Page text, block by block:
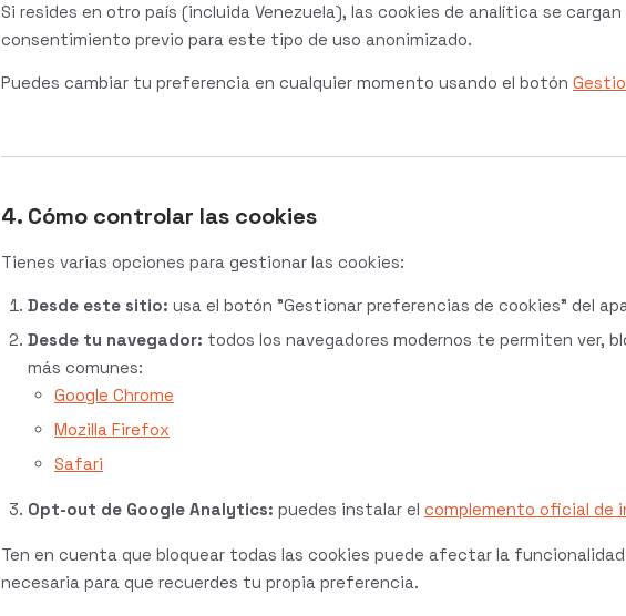
Si resides en otro país (incluida Venezuela), las cookies de analítica se
consentimiento previo para este tipo de uso anonimizado.
Puedes cambiar tu preferencia en cualquier momento usando el botón
4. Cómo controlar las cookies
Tienes varias opciones para gestionar las cookies:
Desde este sitio: usa el botón "Gestionar preferencias de cookies" del
Desde tu navegador: todos los navegadores modernos te permiten ver,
más comunes:
Google Chrome
Mozilla Firefox
Safari
Opt-out de Google Analytics: puedes instalar el complemento oficial de
Ten en cuenta que bloquear todas las cookies puede afectar la
necesaria para que recuerdes tu propia preferencia.